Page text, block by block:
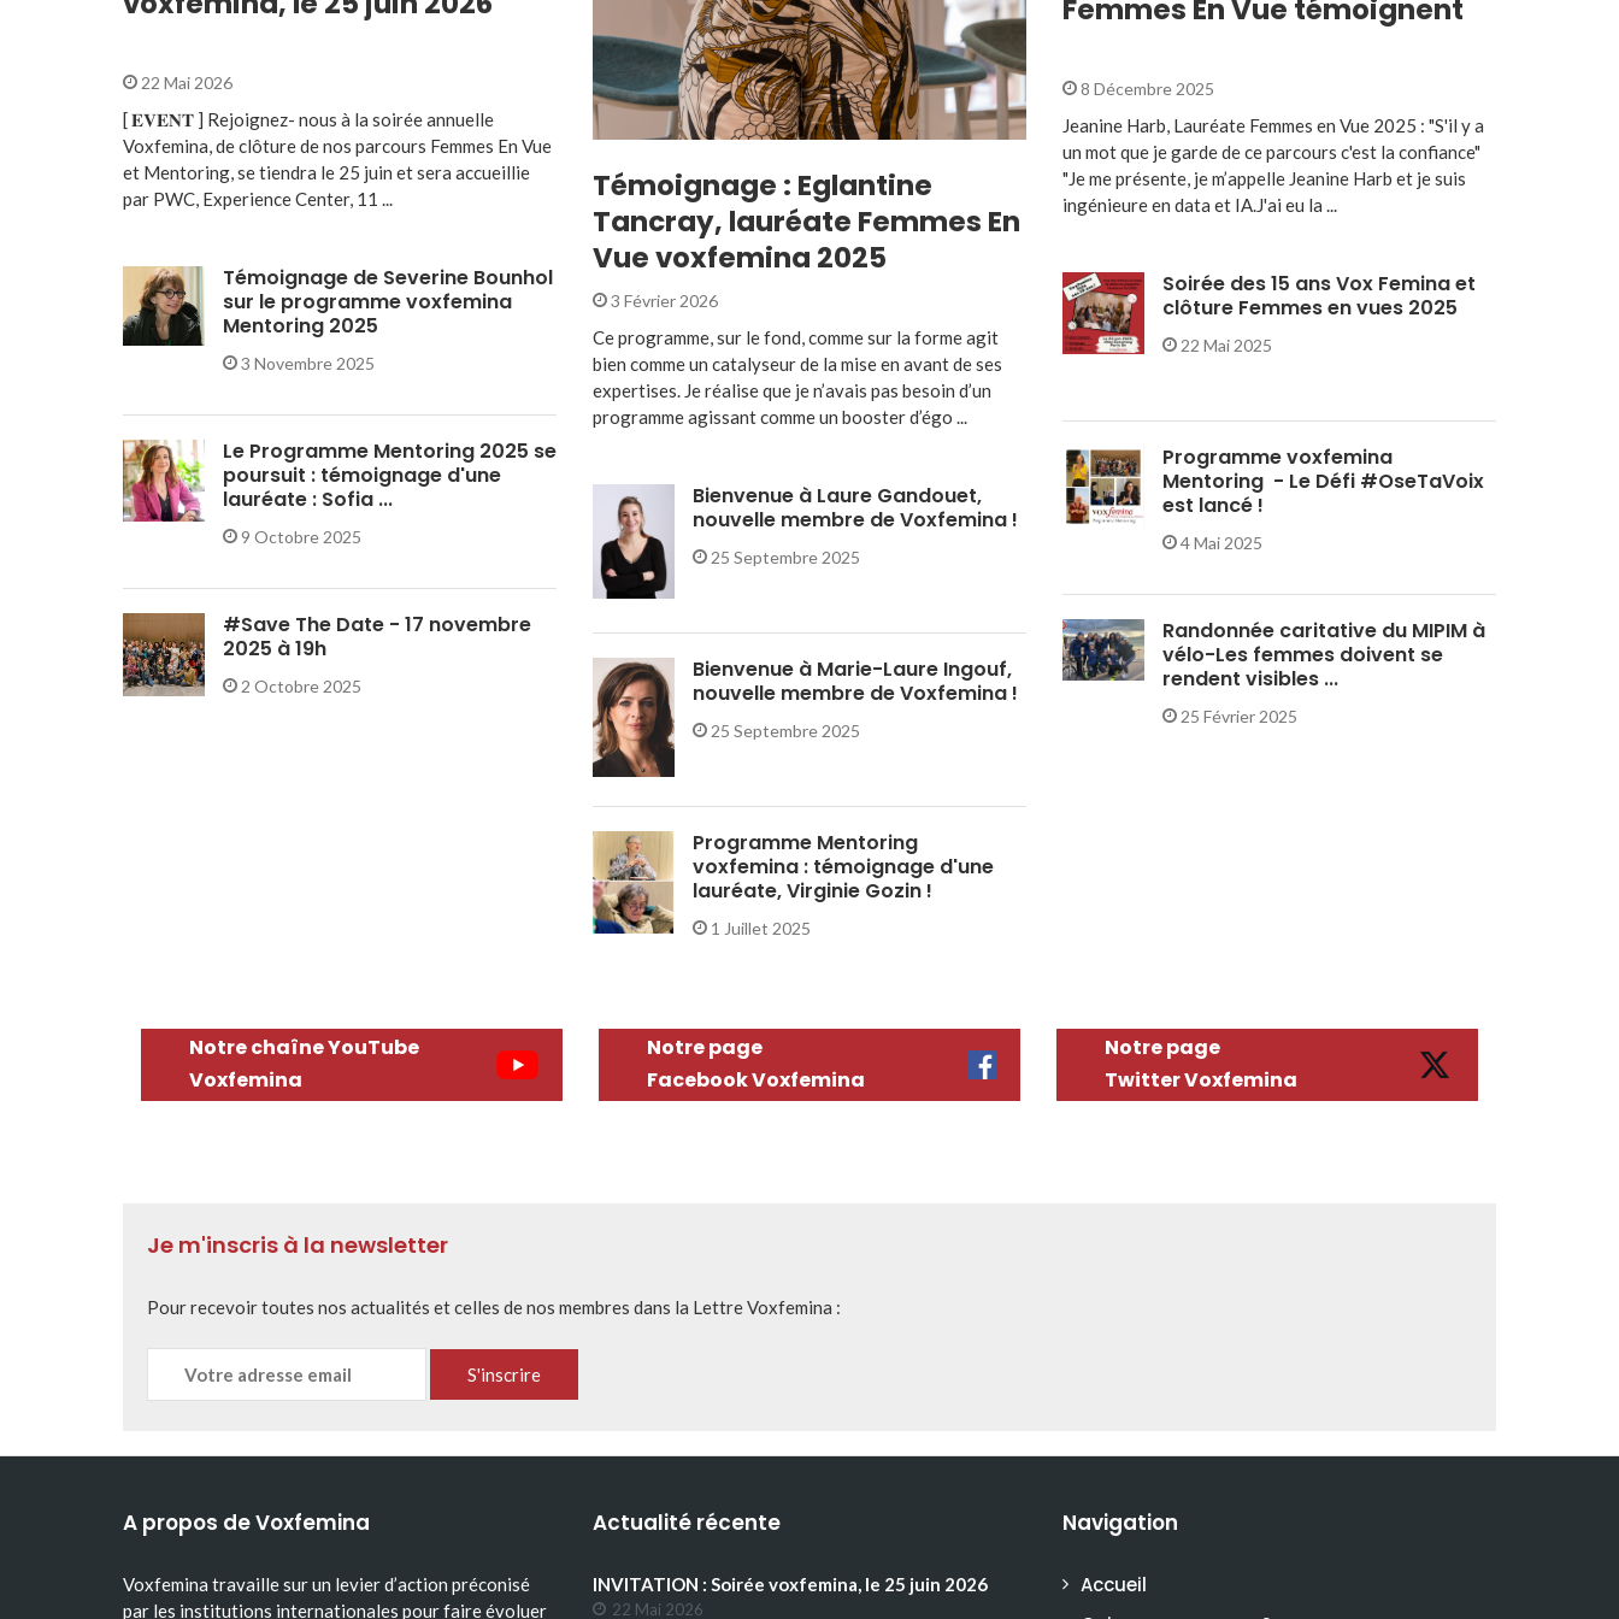
22 Mai 2026
[ 𝐄𝐕𝐄𝐍𝐓 ] Rejoignez- nous à la soirée annuelle
Voxfemina, de clôture de nos parcours Femmes En Vue
et Mentoring, se tiendra le 25 juin et sera accueillie
par PWC, Experience Center, 11 ...
Témoignage de Severine Bounhol
sur le programme voxfemina
Mentoring 2025
3 Novembre 2025
Le Programme Mentoring 2025 se
poursuit : témoignage d'une
lauréate : Sofia ...
9 Octobre 2025
#Save The Date - 17 novembre
2025 à 19h
2 Octobre 2025
Témoignage : Eglantine
Tancray, lauréate Femmes En
Vue voxfemina 2025
3 Février 2026
Ce programme, sur le fond, comme sur la forme agit
bien comme un catalyseur de la mise en avant de ses
expertises. Je réalise que je n’avais pas besoin d’un
programme agissant comme un booster d’égo ...
Bienvenue à Laure Gandouet,
nouvelle membre de Voxfemina !
25 Septembre 2025
Bienvenue à Marie-Laure Ingouf,
nouvelle membre de Voxfemina !
25 Septembre 2025
Programme Mentoring
voxfemina : témoignage d'une
lauréate, Virginie Gozin !
1 Juillet 2025
Femmes En Vue témoignent
8 Décembre 2025
Jeanine Harb, Lauréate Femmes en Vue 2025 : "S'il y a
un mot que je garde de ce parcours c'est la confiance"
"Je me présente, je m’appelle Jeanine Harb et je suis
ingénieure en data et IA.J'ai eu la ...
Soirée des 15 ans Vox Femina et
clôture Femmes en vues 2025
22 Mai 2025
Programme voxfemina
Mentoring - Le Défi #OseTaVoix
est lancé !
4 Mai 2025
Randonnée caritative du MIPIM à
vélo-Les femmes doivent se
rendent visibles ...
25 Février 2025
Notre chaîne YouTube
Voxfemina
Notre page
Facebook Voxfemina
Notre page
Twitter Voxfemina
Je m'inscris à la newsletter
Pour recevoir toutes nos actualités et celles de nos membres dans la Lettre Voxfemina :
A propos de Voxfemina
Voxfemina travaille sur un levier d’action préconisé
par les institutions internationales pour faire évoluer
Actualité récente
INVITATION : Soirée voxfemina, le 25 juin 2026
22 Mai 2026
Navigation
Accueil